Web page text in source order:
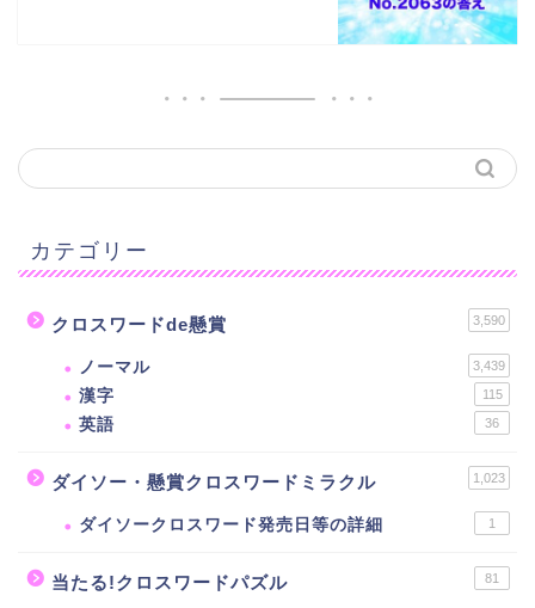
カテゴリー
クロスワードde懸賞 3,590
ノーマル 3,439
漢字 115
英語 36
ダイソー・懸賞クロスワードミラクル 1,023
ダイソークロスワード発売日等の詳細 1
当たる!クロスワードパズル 81